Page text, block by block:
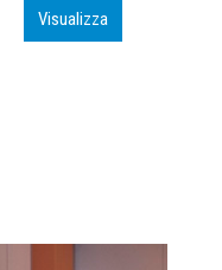
Visualizza